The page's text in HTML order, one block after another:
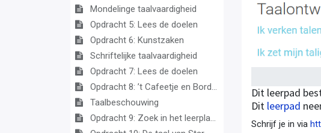
Mondelinge taalvaardigheid
Opdracht 5: Lees de doelen
Opdracht 6: Kunstzaken
Schriftelijke taalvaardigheid
Opdracht 7: Lees de doelen
Opdracht 8: ’t Cafeetje en Bordspel
Taalbeschouwing
Opdracht 9: Zoek in het leerplan
Dit leerpad
Dit leerpad
Schrijf je in via